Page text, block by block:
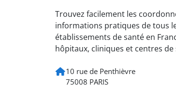
Trouvez facilement les
informations pratiques de tous
établissements de santé en
hôpitaux, cliniques et centres de
10 rue de Penthièvre
75008 PARIS